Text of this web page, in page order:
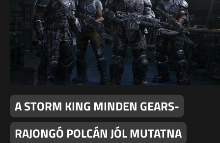
A STORM KING MINDEN GEARS-
RAJONGÓ POLCÁN JÓL MUTATNA